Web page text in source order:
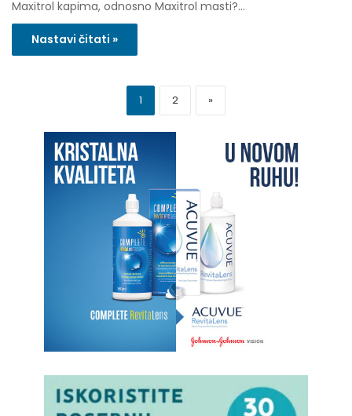
Maxitrol kapima, odnosno Maxitrol masti?…
Nastavi čitati »
1 2 »